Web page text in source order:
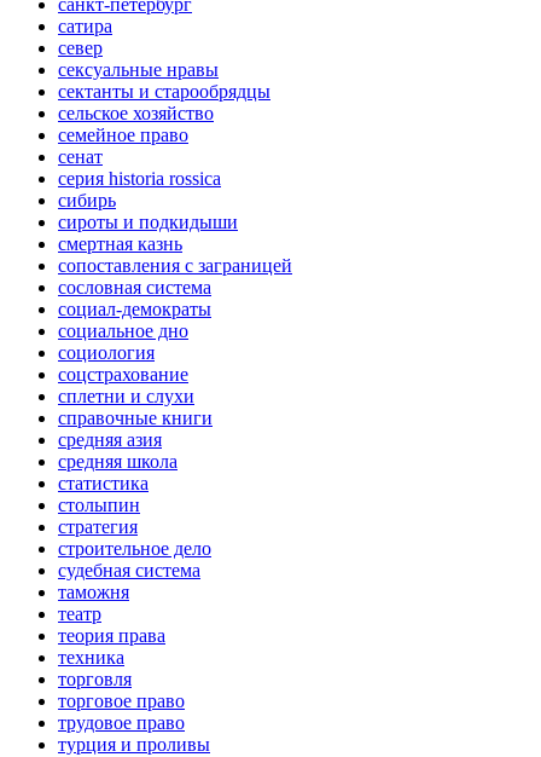
санкт-петербург
сатира
север
сексуальные нравы
сектанты и старообрядцы
сельское хозяйство
семейное право
сенат
серия historia rossica
сибирь
сироты и подкидыши
смертная казнь
сопоставления с заграницей
сословная система
социал-демократы
социальное дно
социология
соцстрахование
сплетни и слухи
справочные книги
средняя азия
средняя школа
статистика
столыпин
стратегия
строительное дело
судебная система
таможня
театр
теория права
техника
торговля
торговое право
трудовое право
турция и проливы